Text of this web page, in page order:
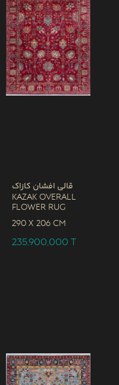
قالی افشان کازاک
Kazak Overall
Flower Rug
290 x 206 CM
235,900,000T